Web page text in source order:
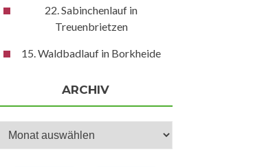
22. Sabinchenlauf in
Treuenbrietzen
15. Waldbadlauf in Borkheide
ARCHIV
Archiv